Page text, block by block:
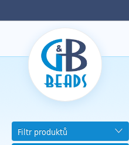
Filtr produktů